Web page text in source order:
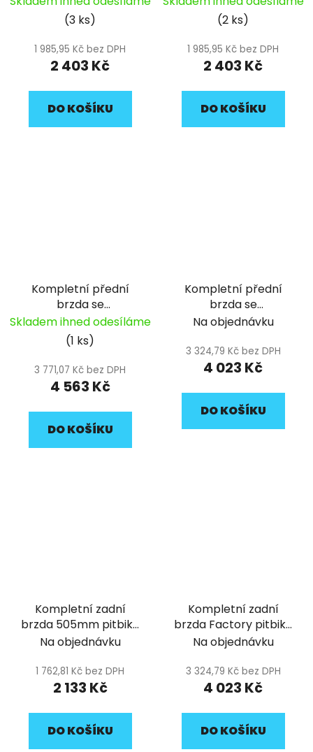
brzdovým třmenem
pro modely
LITE,START,SP pitbike
YCF
(3 ks)
1 985,95 Kč bez DPH
2 403 Kč
DO KOŠÍKU
třmenem 1000mm
pitbike YCF
(2 ks)
1 985,95 Kč bez DPH
2 403 Kč
DO KOŠÍKU
Kompletní přední
brzda se
čtyřpístkovým
brzdovým třmenem
1170mm pitbike YCF
Skladem ihned odesíláme
(1 ks)
3 771,07 Kč bez DPH
4 563 Kč
DO KOŠÍKU
Kompletní přední
brzda se
čtyřpístkovým
pitbike YCF
Na objednávku
3 324,79 Kč bez DPH
4 023 Kč
DO KOŠÍKU
Kompletní zadní
brzda 505mm pitbike
YCF
Na objednávku
1 762,81 Kč bez DPH
2 133 Kč
DO KOŠÍKU
Kompletní zadní
brzda Factory pitbike
YCF
Na objednávku
3 324,79 Kč bez DPH
4 023 Kč
DO KOŠÍKU